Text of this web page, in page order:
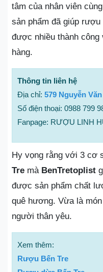
tâm của nhân viên
sản phẩm đã giúp
được nhiều thành
hàng.
Thông tin liên hệ
Địa chỉ: 579 Nguyễn
Số điện thoại: 0988 799
Fanpage: RƯỢU LINH
Hy vọng rằng với 3 cơ
Tre mà BenTretoplist
được sản phẩm chất
quê hương. Vừa là
người thân yêu.
Xem thêm:
Rượu Bến Tre